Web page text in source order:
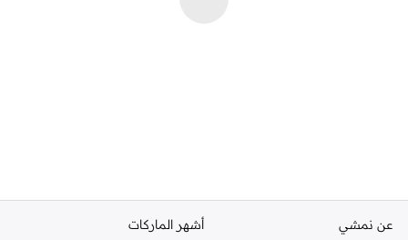
عن نمشي أشهر الماركات